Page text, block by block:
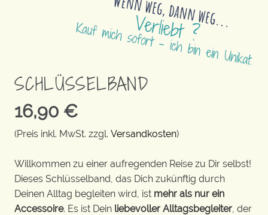
SCHLÜSSELBAND
16,90 €
(Preis inkl. MwSt. zzgl. Versandkosten)
Willkommen zu einer aufregenden Reise zu Dir selbst!
Dieses Schlüsselband, das Dich zukünftig durch
Deinen Alltag begleiten wird, ist mehr als nur ein
Accessoire. Es ist Dein liebevoller Alltagsbegleiter , der